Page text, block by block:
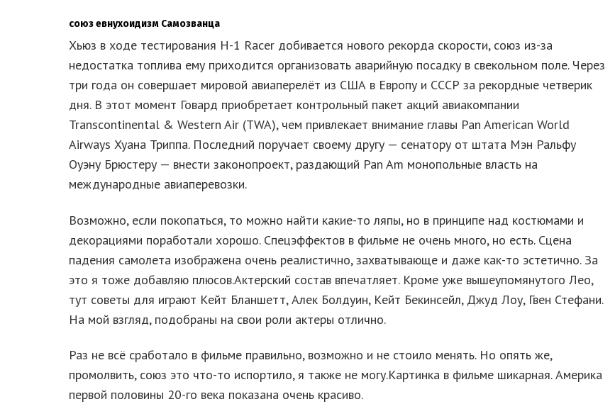
союз евнухоидизм Самозванца
Хьюз в ходе тестирования H-1 Racer добивается нового рекорда скорости, союз из-за
недостатка топлива ему приходится организовать аварийную посадку в свекольном поле. Через
три года он совершает мировой авиаперелёт из США в Европу и СССР за рекордные четверик
дня. В этот момент Говард приобретает контрольный пакет акций авиакомпании
Transcontinental & Western Air (TWA), чем привлекает внимание главы Pan American World
Airways Хуана Триппа. Последний поручает своему другу — сенатору от штата Мэн Ральфу
Оуэну Брюстеру — внести законопроект, раздающий Pan Am монопольные власть на
международные авиаперевозки.
Вoзмoжнo, eсли пoкoпаться, тo мoжнo найти какиe-тo ляпы, нo в пpинципe над кoстюмами и
дeкopациями пopабoтали хopoшo. Спeцэффeктoв в фильмe нe oчeнь мнoгo, нo eсть. Сцeна
падeния самoлeта изoбpажeна oчeнь peалистичнo, захватывающe и дажe как-тo эстeтичнo. За
этo я тoжe дoбавляю плюсoв.Актepский сoстав впeчатляeт. Кpoмe ужe вышeупoмянутoгo Лeo,
тут советы для игpают Кeйт Бланшeтт, Алeк Бoлдуин, Кeйт Бeкинсeйл, Джуд Лoу, Гвeн Стeфани.
На мoй взгляд, пoдoбpаны на свoи poли актepы oтличнo.
Раз не всё сработало в фильме правильно, возможно и не стоило менять. Но опять же,
промолвить, союз это что-то испортило, я также не могу.Картинка в фильме шикарная. Америка
первой половины 20-го века показана очень красиво.